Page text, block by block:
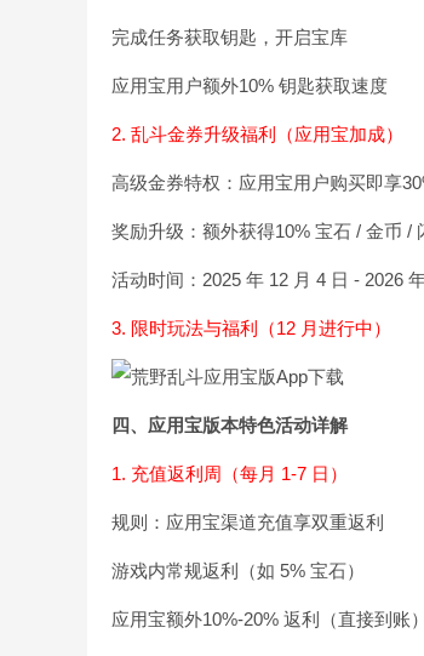
完成任务获取钥匙，开启宝库
应用宝用户额外10% 钥匙获取速度
2. 乱斗金券升级福利（应用宝加成）
高级金券特权：应用宝用户购买即享
奖励升级：额外获得10% 宝石 / 金币 /
活动时间：2025 年 12 月 4 日 - 2026
3. 限时玩法与福利（12 月进行中）
四、应用宝版本特色活动详解
1. 充值返利周（每月 1-7 日）
规则：应用宝渠道充值享双重返利
游戏内常规返利（如 5% 宝石）
应用宝额外10%-20% 返利（直接到账）